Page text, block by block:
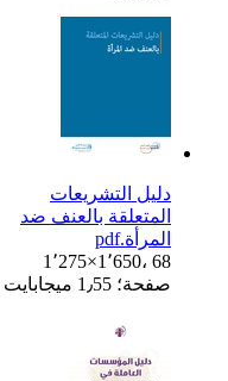
دليل التشريعات
المتعلقة بالعنف ضد
المرأة.pdf
1٬275×1٬650، 68
صفحة؛ 1٫55 ميجابايت